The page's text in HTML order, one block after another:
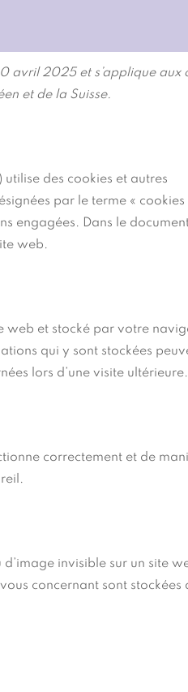
avril 2025 et s’applique aux
et de la Suisse.
des cookies et autres
par le terme « cookies
engagées. Dans le
web.
web et stocké par votre
qui y sont stockées
lors d’une visite ultérieure.
correctement et de
invisible sur un site
concernant sont stockées